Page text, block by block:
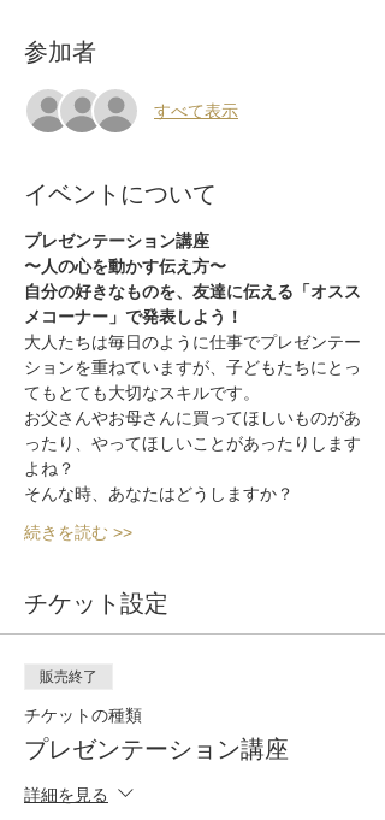
参加者
すべて表示
イベントについて
プレゼンテーション講座
〜人の心を動かす伝え方〜
自分の好きなものを、友達に伝える「オスス
メコーナー」で発表しよう！
大人たちは毎日のように仕事でプレゼンテー
ションを重ねていますが、子どもたちにとっ
てもとても大切なスキルです。
お父さんやお母さんに買ってほしいものがあ
ったり、やってほしいことがあったりします
よね？
そんな時、あなたはどうしますか？
続きを読む >>
チケット設定
販売終了
チケットの種類
プレゼンテーション講座
詳細を見る